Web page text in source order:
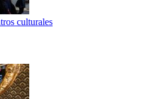
culturales